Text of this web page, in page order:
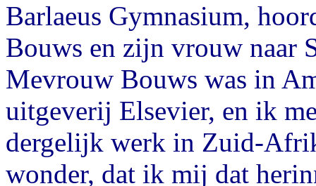
Barlaeus Gymnasium,
Bouws en zijn vrouw naar
Mevrouw Bouws was in
uitgeverij Elsevier, en ik
dergelijk werk in Zuid-
wonder, dat ik mij dat